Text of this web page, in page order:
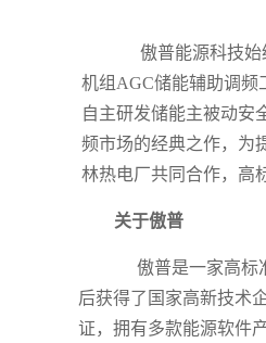
傲普能源科技
机组 AGC储能辅助调频
自主研发储能主被动安
频市场的经典之作，为
林热电厂共同合作，高
关于傲普
傲普是一家高标
后获得了国家高新技术
证，拥有多款能源软件